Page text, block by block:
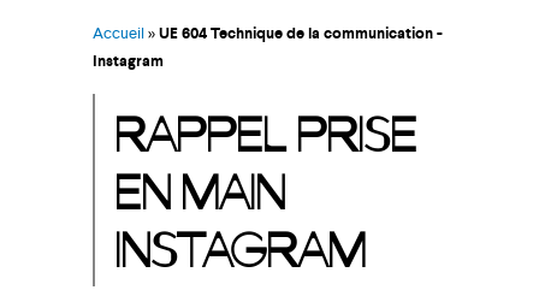
Accueil»UE 604 Technique de la communication -
Instagram
RAPPEL PRISE
EN MAIN
INSTAGRAM